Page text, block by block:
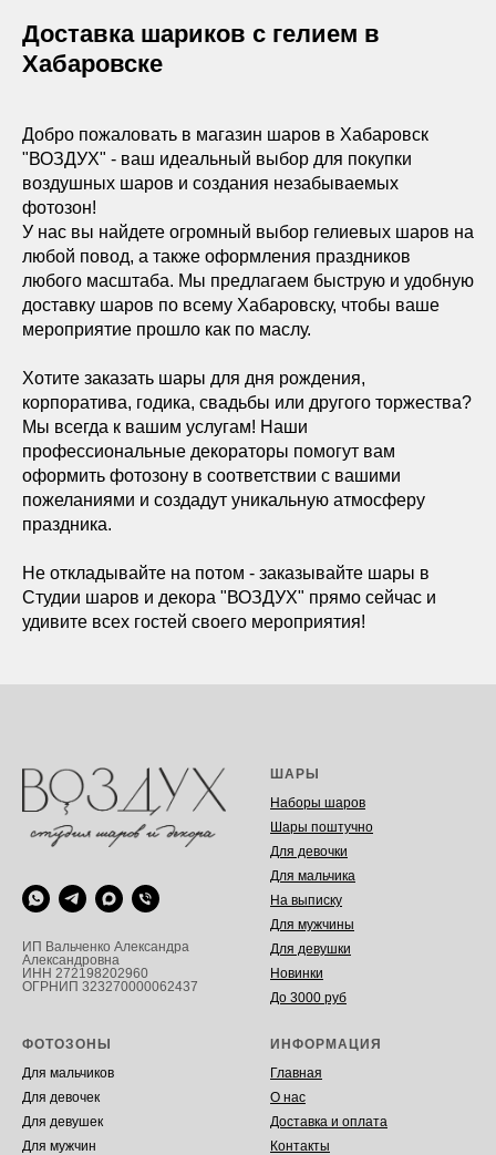
Доставка шариков с гелием в
Хабаровске
Добро пожаловать в магазин шаров в Хабаровск
"ВОЗДУХ" - ваш идеальный выбор для покупки
воздушных шаров и создания незабываемых
фотозон!
У нас вы найдете огромный выбор гелиевых шаров на
любой повод, а также оформления праздников
любого масштаба. Мы предлагаем быструю и удобную
доставку шаров по всему Хабаровску, чтобы ваше
мероприятие прошло как по маслу.
Хотите заказать шары для дня рождения,
корпоратива, годика, свадьбы или другого торжества?
Мы всегда к вашим услугам! Наши
профессиональные декораторы помогут вам
оформить фотозону в соответствии с вашими
пожеланиями и создадут уникальную атмосферу
праздника.
Не откладывайте на потом - заказывайте шары в
Студии шаров и декора "ВОЗДУХ" прямо сейчас и
удивите всех гостей своего мероприятия!
ИП Вальченко Александра
Александровна
ИНН 272198202960
ОГРНИП 323270000062437
ШАРЫ
Наборы шаров
Шары поштучно
Для девочки
Для мальчика
На выписку
Для мужчины
Для девушки
Новинки
До 3000 руб
ФОТОЗОНЫ
Для мальчиков
Для девочек
Для девушек
Для мужчин
ИНФОРМАЦИЯ
Главная
О нас
Доставка и оплата
Контакты